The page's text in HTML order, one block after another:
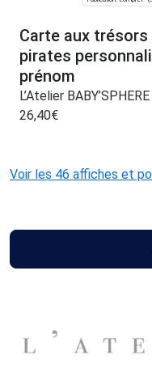
Carte aux trésors
pirates
prénom
L’Atelier BABY’SPHERE
26,40€
Voir les 46 affiches et